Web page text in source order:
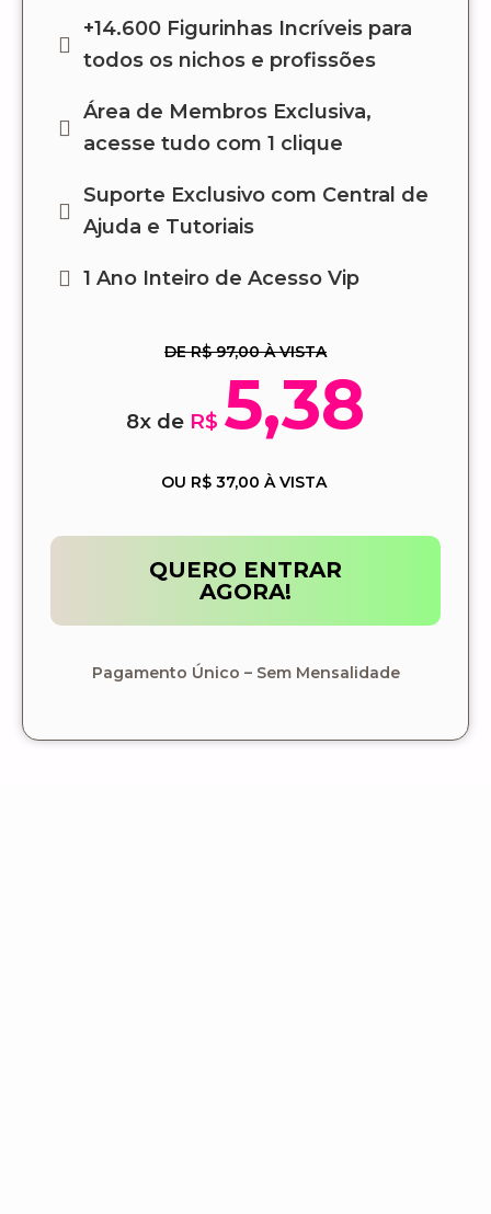
+14.600 Figurinhas Incríveis para
todos os nichos e profissões
Área de Membros Exclusiva,
acesse tudo com 1 clique
Suporte Exclusivo com Central de
Ajuda e Tutoriais
1 Ano Inteiro de Acesso Vip
DE R$ 97,00 À VISTA
8x de R$ 5,38
OU R$ 37,00 À VISTA
QUERO ENTRAR
AGORA!
Pagamento Único – Sem Mensalidade